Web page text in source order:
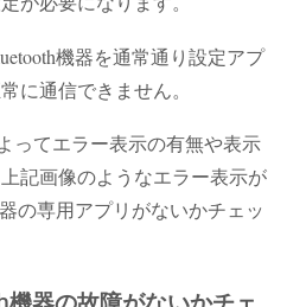
機器を通常通り設定アプ
に通信できません。
ってエラー表示の有無や表示
記画像のようなエラー表示が
の専用アプリがないかチェッ